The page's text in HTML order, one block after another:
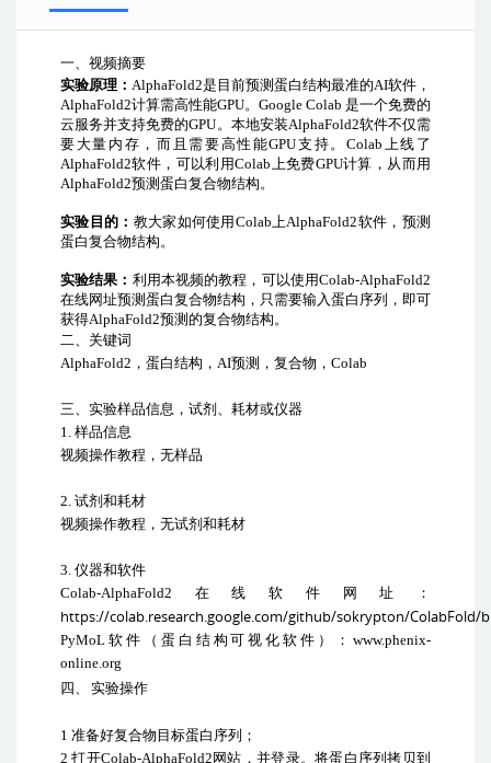
一、视频摘要
实验原理： AlphaFold2是目前预测蛋白结构最准的AI软件，
AlphaFold2计算需高性能GPU。 Google Colab 是一个免费的
云服务并支持免费的GPU 。本地安装AlphaFold2软件不仅需
要大量内存，而且需要高性能GPU支持。Colab 上线了
AlphaFold2软件，可以利用Colab 上免费GPU计算，从而用
AlphaFold2预测蛋白复合物结构。
实验目的： 教大家如何使用Colab 上AlphaFold2软件，预测
蛋白复合物结构。
实验结果： 利用本视频的教程，可以使用Colab-AlphaFold2
在线网址预测蛋白复合物结构，只需要输入蛋白序列，即可
获得AlphaFold2预测的复合物结构。
二、关键词
AlphaFold2 ，蛋白结构， AI预测，复合物， Colab
三、实验样品信息，试剂、耗材或仪器
1. 样品信息
视频操作教程，无样品
2. 试剂和耗材
视频操作教程，无试剂和耗材
3. 仪器和软件
Colab-AlphaFold2 在线软件网址：
https://colab.research.google.com/github/sokrypton/ColabFold/
PyMoL 软件（蛋白结构可视化软件）： www.phenix-
online.org
四、
实验操作
1 准备好复合物目标蛋白序列；
2打开Colab-AlphaFold2网站，并登录。将蛋白序列拷贝到